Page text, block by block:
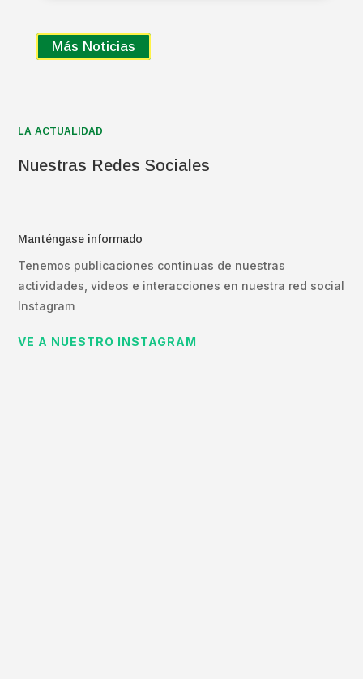
Más Noticias
LA ACTUALIDAD
Nuestras Redes Sociales
Manténgase informado
Tenemos publicaciones continuas de nuestras
actividades, videos e interacciones en nuestra red social
Instagram
VE A NUESTRO INSTAGRAM